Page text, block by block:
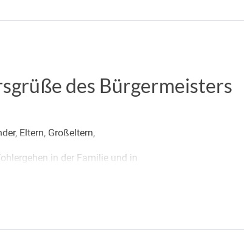
des Bürgermeisters
Eltern, Großeltern,
in der Familie und in